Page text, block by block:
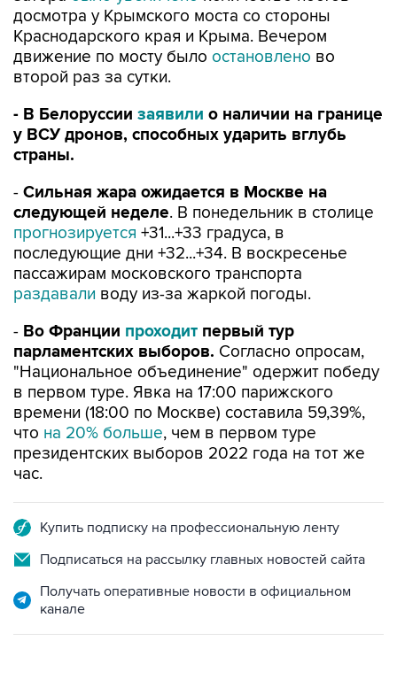
досмотра у Крымского моста со стороны
Краснодарского края и Крыма. Вечером
движение по мосту было остановлено во
второй раз за сутки.
- В Белоруссии заявили о наличии на границе
у ВСУ дронов, способных ударить вглубь
страны.
- Сильная жара ожидается в Москве на
следующей неделе. В понедельник в столице
прогнозируется +31...+33 градуса, в
последующие дни +32...+34. В воскресенье
пассажирам московского транспорта
раздавали воду из-за жаркой погоды.
- Во Франции проходит первый тур
парламентских выборов. Согласно опросам,
"Национальное объединение" одержит победу
в первом туре. Явка на 17:00 парижского
времени (18:00 по Москве) составила 59,39%,
что на 20% больше, чем в первом туре
президентских выборов 2022 года на тот же
час.
Купить подписку на профессиональную ленту
Подписаться на рассылку главных новостей сайта
Получать оперативные новости в официальном
канале